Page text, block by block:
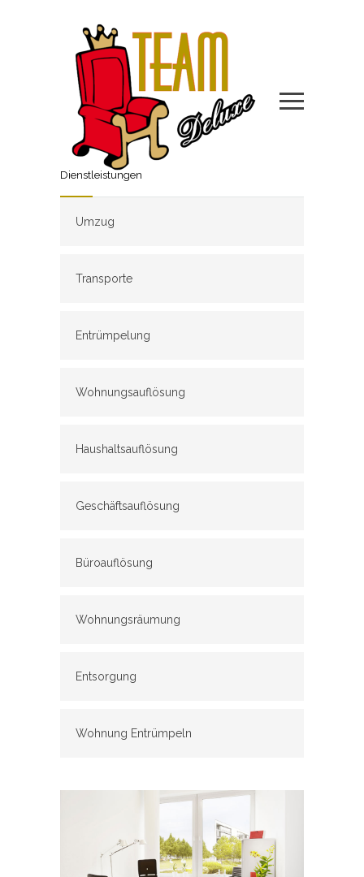
Dienstleistungen
Umzug
Transporte
Entrümpelung
Wohnungsauflösung
Haushaltsauflösung
Geschäftsauflösung
Büroauflösung
Wohnungsräumung
Entsorgung
Wohnung Entrümpeln